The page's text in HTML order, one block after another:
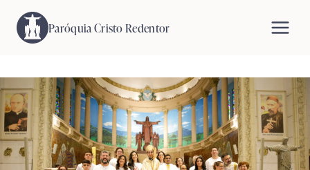
para
Paróquia Cristo Redentor